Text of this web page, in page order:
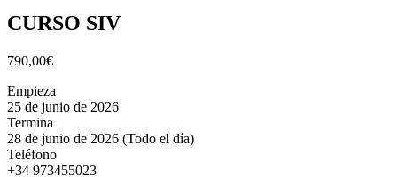
CURSO SIV
790,00€
Empieza
25 de junio de 2026
Termina
28 de junio de 2026 (Todo el día)
Teléfono
+34 973455023